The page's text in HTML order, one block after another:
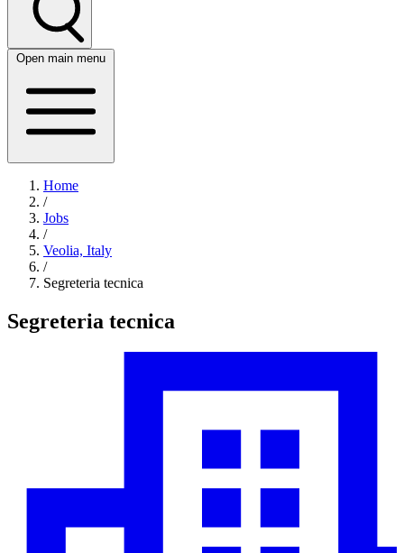
Open main menu
Home
/
Jobs
/
Veolia, Italy
/
Segreteria tecnica
Segreteria tecnica